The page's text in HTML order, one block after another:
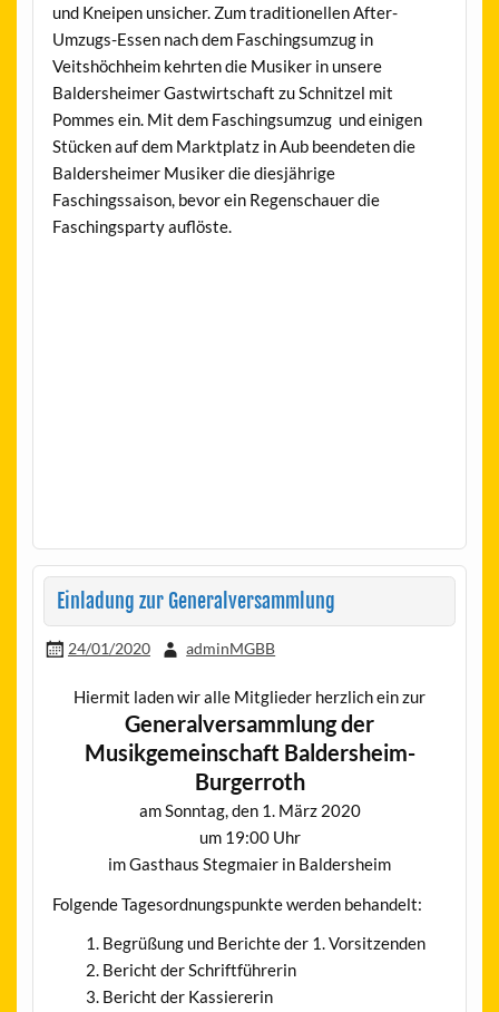
und Kneipen unsicher. Zum traditionellen After-
Umzugs-Essen nach dem Faschingsumzug in
Veitshöchheim kehrten die Musiker in unsere
Baldersheimer Gastwirtschaft zu Schnitzel mit
Pommes ein. Mit dem Faschingsumzug und einigen
Stücken auf dem Marktplatz in Aub beendeten die
Baldersheimer Musiker die diesjährige
Faschingssaison, bevor ein Regenschauer die
Faschingsparty auflöste.
Einladung zur Generalversammlung
24/01/2020 adminMGBB
Hiermit laden wir alle Mitglieder herzlich ein zur
Generalversammlung der
Musikgemeinschaft Baldersheim-
Burgerroth
am Sonntag, den 1. März 2020
um 19:00 Uhr
im Gasthaus Stegmaier in Baldersheim
Folgende Tagesordnungspunkte werden behandelt:
Begrüßung und Berichte der 1. Vorsitzenden
Bericht der Schriftführerin
Bericht der Kassiererin